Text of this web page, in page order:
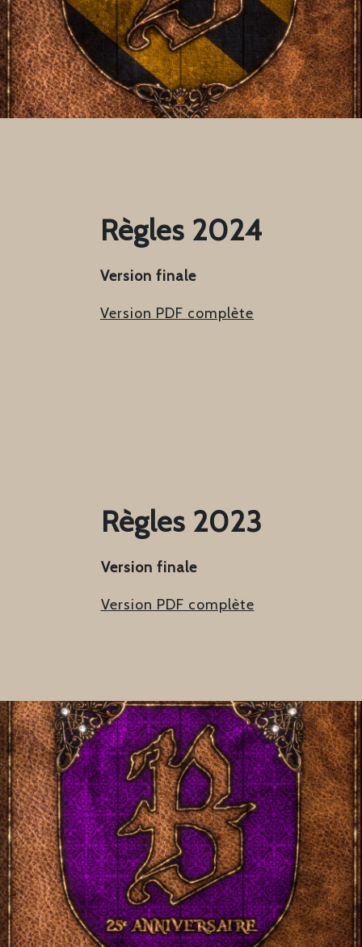
Règles 2024
Version finale
Version PDF complète
Règles 2023
Version finale
Version PDF complète